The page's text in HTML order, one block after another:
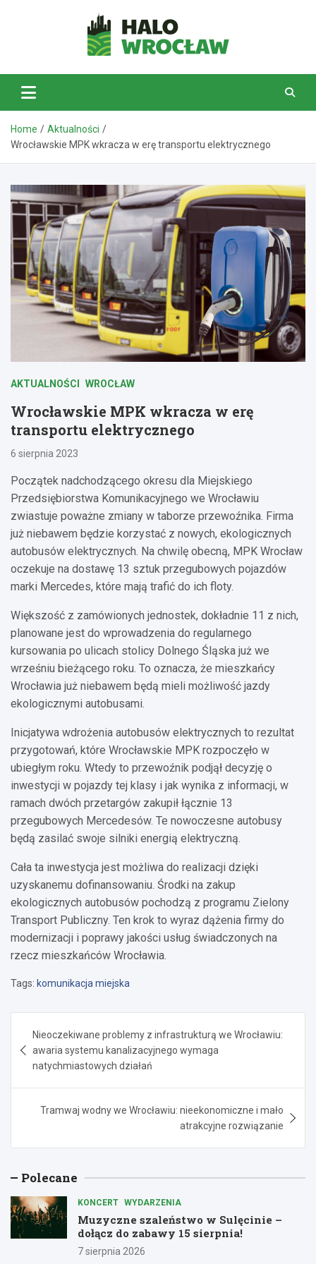
HaloWrocław.pl
Home
Aktualności
Wrocławskie MPK wkracza w erę transportu elektrycznego
AKTUALNOŚCI WROCŁAW
Wrocławskie MPK wkracza w erę
transportu elektrycznego
6 sierpnia 2023
Początek nadchodzącego okresu dla Miejskiego
Przedsiębiorstwa Komunikacyjnego we Wrocławiu
zwiastuje poważne zmiany w taborze przewoźnika. Firma
już niebawem będzie korzystać z nowych, ekologicznych
autobusów elektrycznych. Na chwilę obecną, MPK Wrocław
oczekuje na dostawę 13 sztuk przegubowych pojazdów
marki Mercedes, które mają trafić do ich floty.
Większość z zamówionych jednostek, dokładnie 11 z nich,
planowane jest do wprowadzenia do regularnego
kursowania po ulicach stolicy Dolnego Śląska już we
wrześniu bieżącego roku. To oznacza, że mieszkańcy
Wrocławia już niebawem będą mieli możliwość jazdy
ekologicznymi autobusami.
Inicjatywa wdrożenia autobusów elektrycznych to rezultat
przygotowań, które Wrocławskie MPK rozpoczęło w
ubiegłym roku. Wtedy to przewoźnik podjął decyzję o
inwestycji w pojazdy tej klasy i jak wynika z informacji, w
ramach dwóch przetargów zakupił łącznie 13
przegubowych Mercedesów. Te nowoczesne autobusy
będą zasilać swoje silniki energią elektryczną.
Cała ta inwestycja jest możliwa do realizacji dzięki
uzyskanemu dofinansowaniu. Środki na zakup
ekologicznych autobusów pochodzą z programu Zielony
Transport Publiczny. Ten krok to wyraz dążenia firmy do
modernizacji i poprawy jakości usług świadczonych na
rzecz mieszkańców Wrocławia.
Tags: komunikacja miejska
wpisu
Nieoczekiwane problemy z infrastrukturą we Wrocławiu:
awaria systemu kanalizacyjnego wymaga
natychmiastowych działań
Tramwaj wodny we Wrocławiu: nieekonomiczne i mało
atrakcyjne rozwiązanie
Polecane
KONCERT WYDARZENIA
Muzyczne szaleństwo w Sulęcinie –
dołącz do zabawy 15 sierpnia!
7 sierpnia 2026